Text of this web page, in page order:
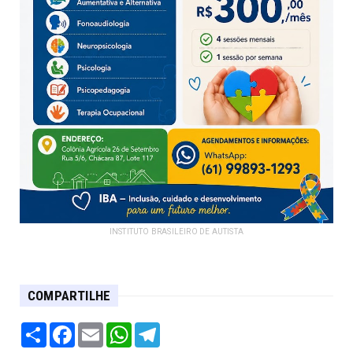
INSTITUTO BRASILEIRO DE AUTISTA
COMPARTILHE
Share Facebook
Email WhatsApp